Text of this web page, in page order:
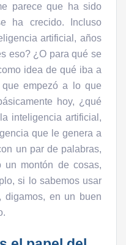
parece que ha sido
ha crecido. Incluso
artificial, años
eso? ¿O para qué se
idea de qué iba a
que empezó a lo que
hoy, ¿qué
inteligencia artificial,
que le genera a
un par de palabras,
montón de cosas,
si lo sabemos usar
digamos, en un buen